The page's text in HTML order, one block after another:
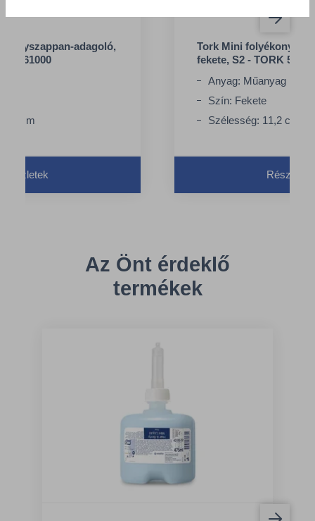
adagoló,
561000
cm
Részletek
Tork Mini
fekete, S2 - TORK
Anyag: Műanyag
Szín: Fekete
Szélesség: 11,2 cm
Részletek
Az Önt érdeklő
termékek